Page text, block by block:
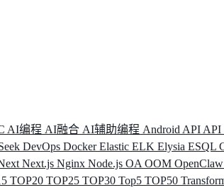
AI编程 AI融合 AI辅助编程 Android API API
DevOps DockerElastic ELK Elysia ESQL
Next.js Nginx Node.js OA OOM OpenClaw
TOP20 TOP25 TOP30 Top5 TOP50